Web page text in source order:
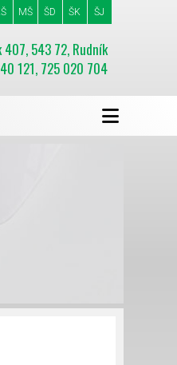
407, 543 72, Rudník
121, 725 020 704
MŠ ŠD ŠK ŠJ